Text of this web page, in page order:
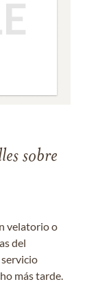
sobre
velatorio o
del
más tarde.